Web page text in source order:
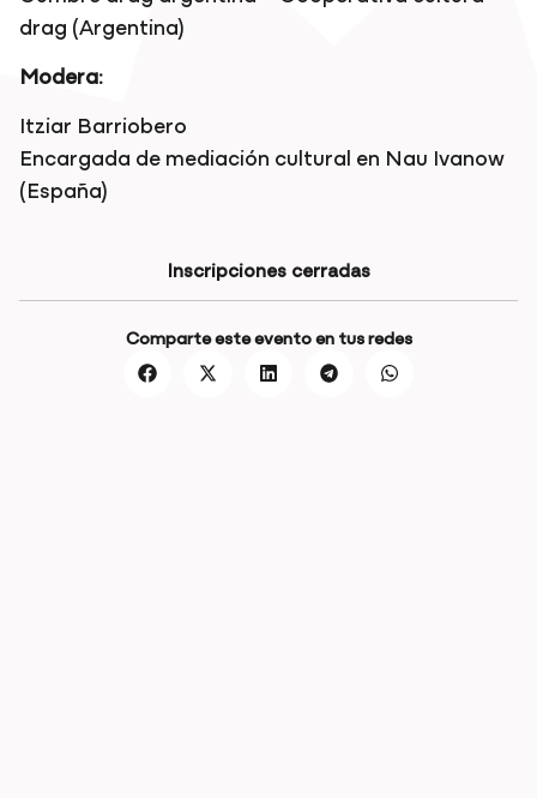
drag (Argentina)
Modera:
Itziar Barriobero
Encargada de mediación cultural en Nau Ivanow
(España)
Inscripciones cerradas
Comparte este evento en tus redes